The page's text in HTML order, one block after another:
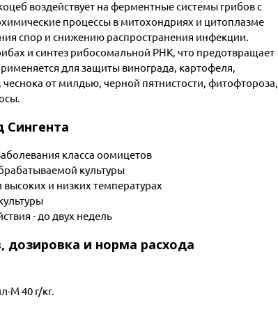
воздействует на ферментные системы грибов с
процессы в митохондриях и цитоплазме
спор и снижению распространения инфекции.
и синтез рибосомальной РНК, что предотвращает
для защиты винограда, картофеля,
от милдью, черной пятнистости, фитофтороза,
Сингента
класса оомицетов
культуры
и низких температурах
- до двух недель
дозировка и норма расхода
М 40 г/кг.